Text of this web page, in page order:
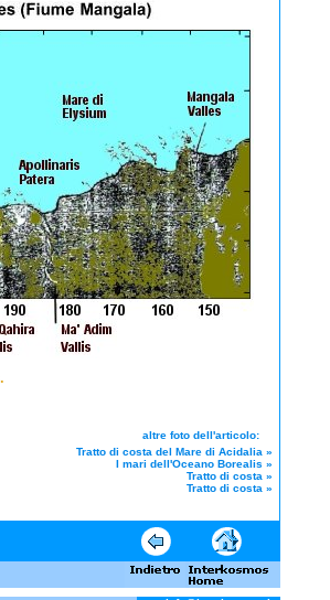
altre foto dell'articolo:
Tratto di costa del Mare di Acidalia »
I mari dell'Oceano Borealis »
Tratto di costa »
Tratto di costa »